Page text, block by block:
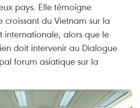
pays. Elle témoigne
du Vietnam sur la
internationale, alors que le
doit intervenir au Dialogue
forum asiatique sur la